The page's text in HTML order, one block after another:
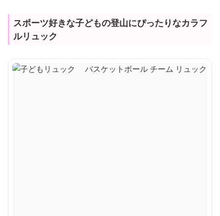
スポーツ好きな子どもの登山にぴったりなカラフ
ルリュック